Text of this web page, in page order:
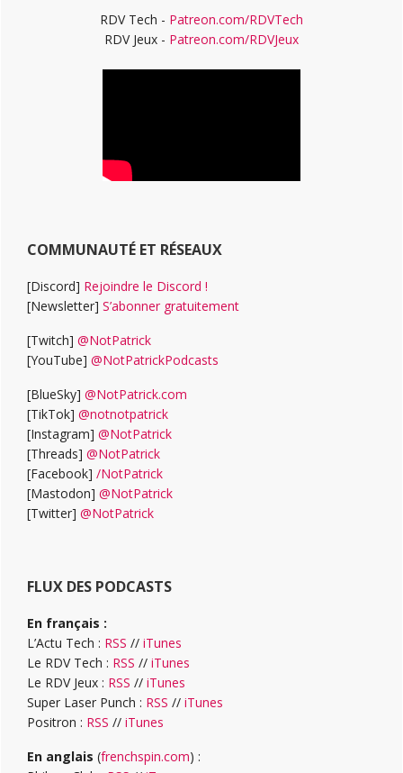
RDV Tech - Patreon.com/RDVTech
RDV Jeux - Patreon.com/RDVJeux
COMMUNAUTÉ ET RÉSEAUX
[Discord] Rejoindre le Discord !
[Newsletter] S’abonner gratuitement
[Twitch] @NotPatrick
[YouTube] @NotPatrickPodcasts
[BlueSky] @NotPatrick.com
[TikTok] @notnotpatrick
[Instagram] @NotPatrick
[Threads] @NotPatrick
[Facebook] /NotPatrick
[Mastodon] @NotPatrick
[Twitter] @NotPatrick
FLUX DES PODCASTS
En français :
L’Actu Tech : RSS // iTunes
Le RDV Tech : RSS // iTunes
Le RDV Jeux : RSS // iTunes
Super Laser Punch : RSS // iTunes
Positron : RSS // iTunes
En anglais (frenchspin.com) :